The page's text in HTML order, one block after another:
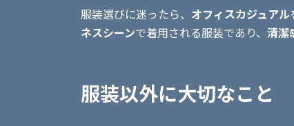
服装選びに迷ったら、 オフィスカジュアル
ネスシーンで着用される服装であり、 清潔
服装以外に大切なこと